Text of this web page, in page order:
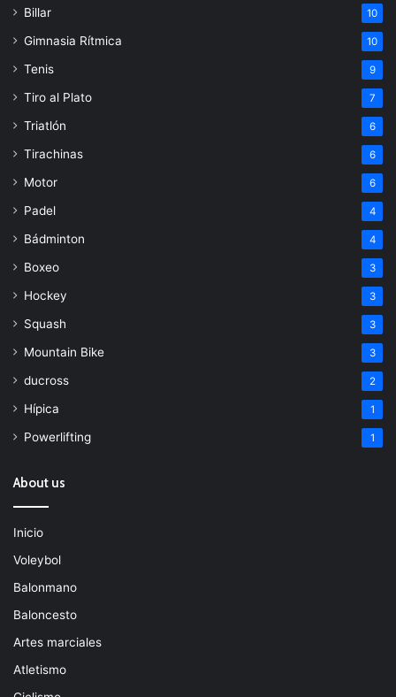
Billar 10
Gimnasia Rítmica 10
Tenis 9
Tiro al Plato 7
Triatlón 6
Tirachinas 6
Motor 6
Padel 4
Bádminton 4
Boxeo 3
Hockey 3
Squash 3
Mountain Bike 3
ducross 2
Hípica 1
Powerlifting 1
About us
Inicio
Voleybol
Balonmano
Baloncesto
Artes marciales
Atletismo